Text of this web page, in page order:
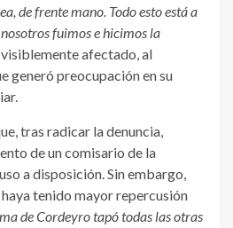
de frente mano. Todo esto está a
fuimos e hicimos la
visiblemente afectado, al
generó preocupación en su
tras radicar la denuncia,
de un comisario de la
a disposición. Sin embargo,
tenido mayor repercusión
de Cordeyro tapó todas las otras